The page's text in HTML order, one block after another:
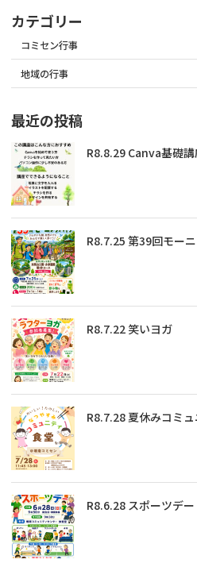
カテゴリー
コミセン行事
地域の行事
最近の投稿
R8.8.29 Canva基礎
R8.7.25 第39回モー
R8.7.22 笑いヨガ
R8.7.28 夏休みコミ
R8.6.28 スポーツデー